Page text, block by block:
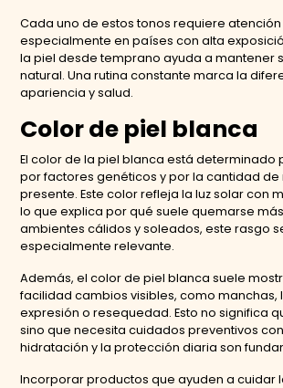
Cada uno de estos tonos requiere
especialmente en países con alta
la piel desde temprano ayuda a mantener
natural. Una rutina constante marca la
apariencia y salud.
Color de piel blanca
El color de la piel blanca está determinado
por factores genéticos y por la cantidad de
presente. Este color refleja la luz solar con
lo que explica por qué suele quemarse
ambientes cálidos y soleados, este rasgo
especialmente relevante.
Además, el color de piel blanca suele
facilidad cambios visibles, como manchas,
expresión o resequedad. Esto no significa
sino que necesita cuidados preventivos
hidratación y la protección diaria son
Incorporar productos que ayuden a cuidar